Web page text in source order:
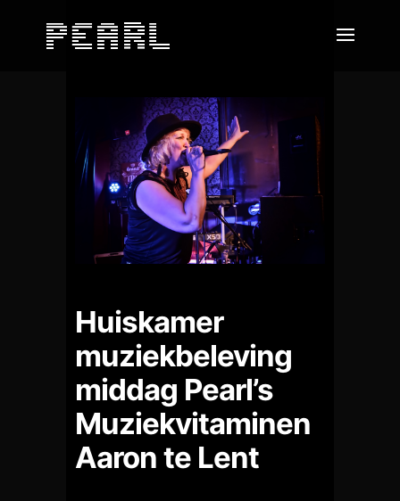
Huiskamer
muziekbeleving
middag Pearl’s
Muziekvitaminen
Aaron te Lent